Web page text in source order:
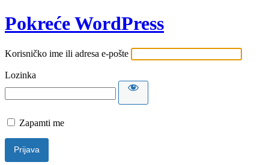
Pokreće WordPress
Korisničko ime ili adresa e-pošte
Lozinka
Zapamti me